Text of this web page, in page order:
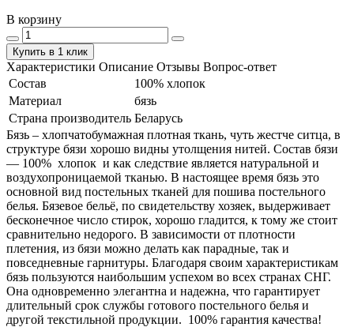
В корзину
Купить в 1 клик
Характеристики Описание Отзывы Вопрос-ответ
Состав
100% хлопок
Материал
бязь
Страна производитель Беларусь
Бязь – хлопчатобумажная плотная ткань, чуть жестче ситца, в
структуре бязи хорошо видны утолщения нитей. Состав бязи
― 100% хлопок и как следствие является натуральной и
воздухопроницаемой тканью. В настоящее время бязь это
основной вид постельных тканей для пошива постельного
белья. Бязевое бельё, по свидетельству хозяек, выдерживает
бесконечное число стирок, хорошо гладится, к тому же стоит
сравнительно недорого. В зависимости от плотности
плетения, из бязи можно делать как парадные, так и
повседневные гарнитуры. Благодаря своим характеристикам
бязь пользуются наибольшим успехом во всех странах СНГ.
Она одновременно элегантна и надежна, что гарантирует
длительный срок службы готового постельного белья и
другой текстильной продукции. 100% гарантия качества!